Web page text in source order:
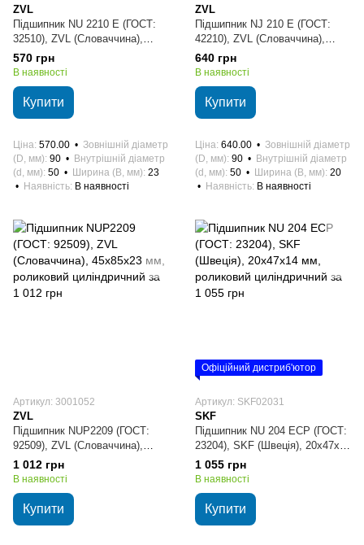
ZVL
Підшипник NU 2210 E (ГОСТ:
32510), ZVL (Словаччина),
50х90х23 мм, роликовий
циліндричний
570 грн
В наявності
Купити
Ціна 570.00
Зовнішній діаметр
(D, мм) 90
Внутрішній діаметр
(d, мм) 50 Ширина (B, мм) 23
Наявність В наявності
ZVL
Підшипник NJ 210 E (ГОСТ:
42210), ZVL (Словаччина),
50х90х20 мм, роликовий
циліндричний
640 грн
В наявності
Купити
Ціна 640.00
Зовнішній діаметр
(D, мм) 90
Внутрішній діаметр
(d, мм) 50 Ширина (B, мм) 20
Наявність В наявності
Артикул: 3001052
ZVL
Підшипник NUP2209 (ГОСТ:
92509), ZVL (Словаччина),
45х85х23 мм, роликовий
циліндричний
1 012 грн
В наявності
Купити
Офіційний дистриб'ютор
Артикул: SKF02031
SKF
Підшипник NU 204 ECP (ГОСТ:
23204), SKF (Швеція), 20x47x14
мм, роликовий циліндричний
1 055 грн
В наявності
Купити